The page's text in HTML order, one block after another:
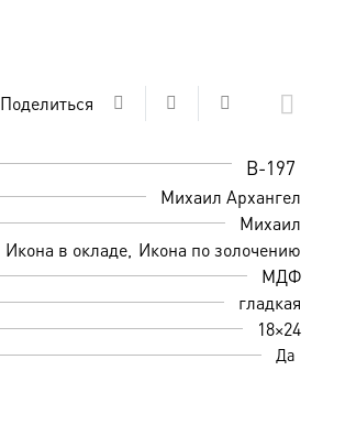
Поделиться
B-197
Михаил Архангел
Михаил
Икона в окладе Икона по золочению
МДФ
гладкая
18×24
Да